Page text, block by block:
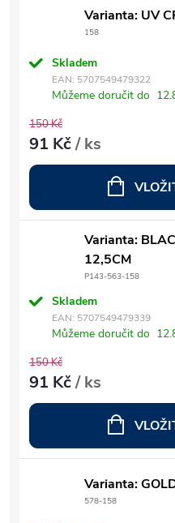
Varianta: UV
158
Skladem
EAN: 5707549479322
Můžeme doručit do
150 Kč
91 Kč/ ks
Varianta:
12,5CM
P143-563-158
Skladem
EAN: 5707549479339
Můžeme doručit do
150 Kč
91 Kč/ ks
Varianta:
578-158